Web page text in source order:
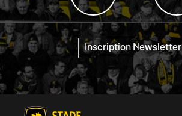
Inscription Newsletter